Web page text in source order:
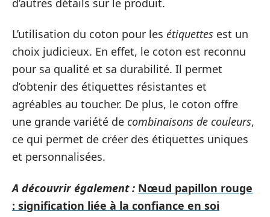
L’utilisation du coton pour les étiquettes est un
choix judicieux. En effet, le coton est reconnu
pour sa qualité et sa durabilité. Il permet
d’obtenir des étiquettes résistantes et
agréables au toucher. De plus, le coton offre
une grande variété de combinaisons de couleurs,
ce qui permet de créer des étiquettes uniques
et personnalisées.
A découvrir également : Nœud papillon rouge
: signification liée à la confiance en soi